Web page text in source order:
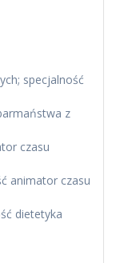
specjalność
z
czasu
animator czasu
dietetyka